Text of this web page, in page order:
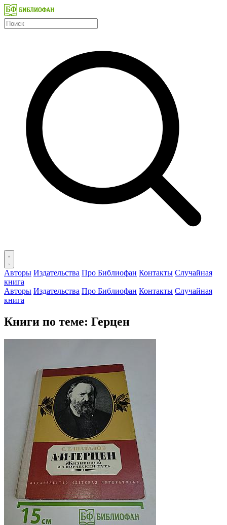
Авторы Издательства Про Библиофан Контакты Случайная
книга
Авторы Издательства Про Библиофан Контакты Случайная
книга
Книги по теме: Герцен